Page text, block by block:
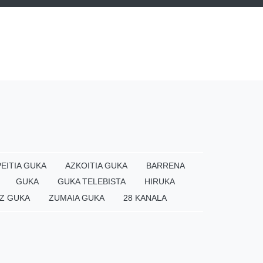
GUKA AZKOITIA GUKA
BARRENA
GUKA GUKA TELEBISTA
HIRUKA
GUKA ZUMAIA GUKA 28 KANALA